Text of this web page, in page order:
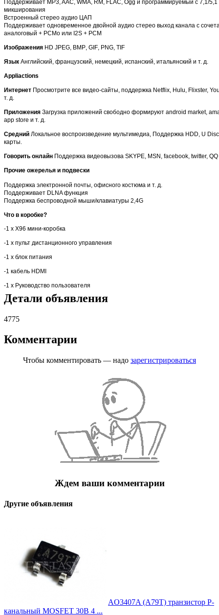
Поддерживает MP3, AAC, WMA, RM, FLAC, Ogg и программируемый с 7,1/5,1
микширования
Встроенный стерео аудио ЦАП
Поддерживает одновременное двойной аудио стерео выход канала с
аналоговый + PCMo или I2S + PCM
Изображения HD JPEG BMP GIF PNG TIF
Язык Английский, французский, немецкий, испанский, итальянский и т. д.
Appliactions
Интернет Просмотрите все видео-сайты, поддержка Netflix, Hulu, Flixster,
т. д.
Приложения Загрузка приложений свободно формируют android market,
app store и т. д.
Средний Локальное воспроизведение мультимедиа, Поддержка HDD, U
карты.
Говорить онлайн Поддержка видеовызова SKYPE, MSN, facebook, twitter, QQ
Прочие ожерелья и подвески
Поддержка электронной почты, офисного костюма и т. д.
Поддерживает DLNA функция
Поддержка беспроводной мыши/клавиатуры 2,4G
Что в коробке?
-1 х X96 мини-коробка
-1 х пульт дистанционного управления
-1 х блок питания
-1 кабель HDMI
-1 х Руководство пользователя
Детали объявления
4775
Комментарии
Чтобы комментировать — надо зарегистрироваться
Ждем ваши комментарии
Другие объявления
AO3407A (A79T) транзистор P-
канальный MOSFET 30В 4 ...